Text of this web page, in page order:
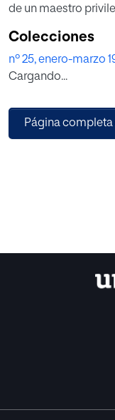
de un maestro
El Cardenal Segura
nacido
educador, como
ofrece aquí un
Colecciones
nº 25, enero-marzo
Cargando...
Página completa